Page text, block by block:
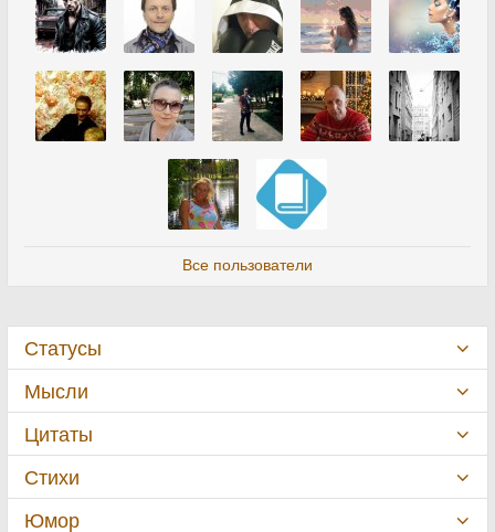
Все пользователи
Статусы
Мысли
Цитаты
Стихи
Юмор